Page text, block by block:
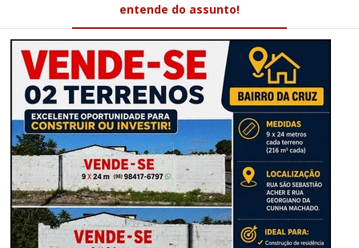
entende do assunto!